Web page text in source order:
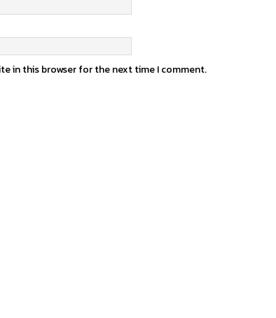
in this browser for the next time I comment.